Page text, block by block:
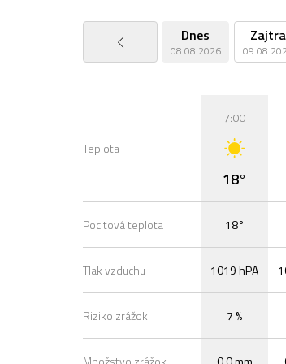
Dnes
08.08.2026
Zajtra
Teplota
Pocitová teplota
Tlak vzduchu
Riziko zrážok
7:00
18°
18°
1019 hPA
7 %